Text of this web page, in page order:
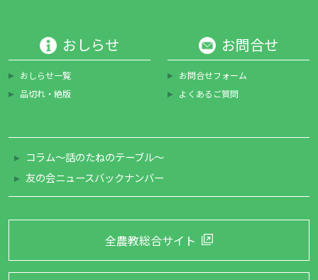
おしらせ
おしらせ一覧
品切れ・絶版
お問合せ
お問合せフォーム
よくあるご質問
コラム～話のたねのテーブル～
友の会ニュースバックナンバー
全農教総合サイト